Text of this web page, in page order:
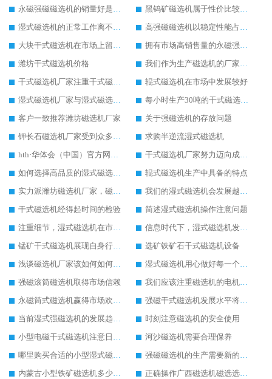
永磁强磁磁选机的销量好是因为实用性高
黑钨矿磁选机属于性价比较高的磁选机设备
湿式磁选机的正常工作离不开日常检修工作
高强磁磁选机以稳定性能占据大部分市场
大块干式磁选机在市场上留下稳定发展的足迹
拥有市场高销售量的永磁强磁磁选机
潍坊干式磁选机价格
我们作为生产磁选机的厂家始终以客户利益为主
干式磁选机厂家注重干式磁选机的质量和服务
辊式磁选机在市场中发展较好
湿式磁选机厂家与湿式磁选机价格之间的关系
每小时生产30吨的干式磁选机设备价格介绍
客户一致推荐潍坊磁选机厂家
关于强磁选机的存放问题
钾长石磁选机厂家受到众多客户欢迎
求购半逆流湿式磁选机
hth·华体会（中国）官方网站-hth.com 在行业中发展风生水起
干式磁选机厂家努力迈向成功之路
如何选择高品质的湿式磁选机设备
辊式磁选机生产中具备的特点
实力派潍坊磁选机厂家，磁选机设备质量就是好
我们的湿式磁选机会发展越来越好
干式磁选机经得起时间的检验
简述湿式磁选机操作注意问题
注重细节，湿式磁选机在市场发展更好
信息时代下，湿式磁选机发展潜力无穷
锰矿干式磁选机展现自身行业特色
选矿铁矿石干式磁选机设备
浅谈磁选机厂家该如何如何获得市场优势
湿式磁选机用心做好每一个生产环节
强磁滚筒磁选机取得市场信赖
我们应该注重磁选机的电机检修工作
永磁筒式磁选机赢得市场欢迎的原因
强磁干式磁选机发展水平将继续提高
当前湿式强磁选机的发展趋势与走向
时刻注意磁选机的安全使用
小型电磁干式磁选机注意日常的保养工作
河沙磁选机需要合理保养
哪里购买合适的小型湿式磁选机设备
强磁磁选机的生产需要新的思维模式
内蒙古小型铁矿磁选机多少钱一台
正确操作广西磁选机磁选选矿效果好